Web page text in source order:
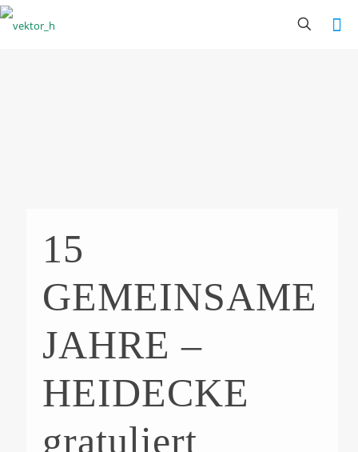
15
GEMEINSAME
JAHRE –
HEIDECKE
gratuliert